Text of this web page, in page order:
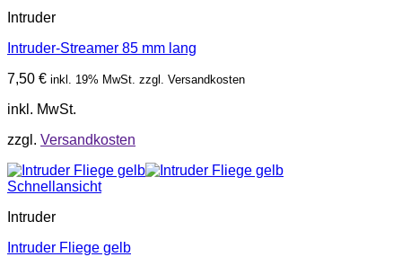
Intruder
Intruder-Streamer 85 mm lang
7,50 € inkl. 19% MwSt. zzgl. Versandkosten
inkl. MwSt.
zzgl. Versandkosten
Schnellansicht
Intruder
Intruder Fliege gelb